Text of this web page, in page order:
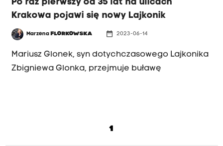
Po raz pierwszy od 35 lat na ulicach
Krakowa pojawi się nowy Lajkonik
Marzena FLORKOWSKA date_range 2023-06-14
Mariusz Glonek, syn dotychczasowego Lajkonika
Zbigniewa Glonka, przejmuje buławę
1